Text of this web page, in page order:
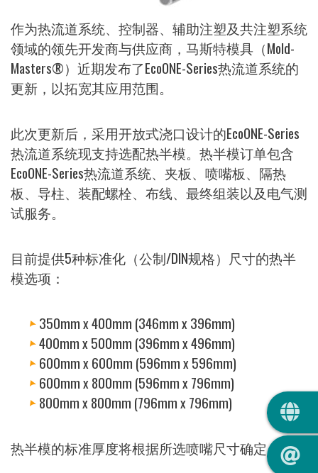
作为热流道系统、控制器、辅助注塑及共注塑系统
领域的领先开发商与供应商，马斯特模具（Mold-
Masters®）近期发布了EcoONE-Series热流道系统的
更新，以拓宽其应用范围。
此次更新后，采用开放式浇口设计的EcoONE-Series
热流道系统现支持选配热半模。热半模订单包含
EcoONE-Series热流道系统、夹板、喷嘴板、隔热
板、导柱、装配螺栓、布线、最终组装以及电气测
试服务。
目前提供5种标准化（公制/DIN规格）尺寸的热半
模选项：
350mm x 400mm (346mm x 396mm)
400mm x 500mm (396mm x 496mm)
600mm x 600mm (596mm x 596mm)
600mm x 800mm (596mm x 796mm)
800mm x 800mm (796mm x 796mm)
热半模的标准厚度将根据所选喷嘴尺寸确定。